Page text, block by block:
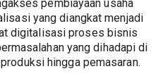
pembiayaan usaha
yang diangkat menjadi
digitalisasi proses bisnis
yang dihadapi di
hingga pemasaran.